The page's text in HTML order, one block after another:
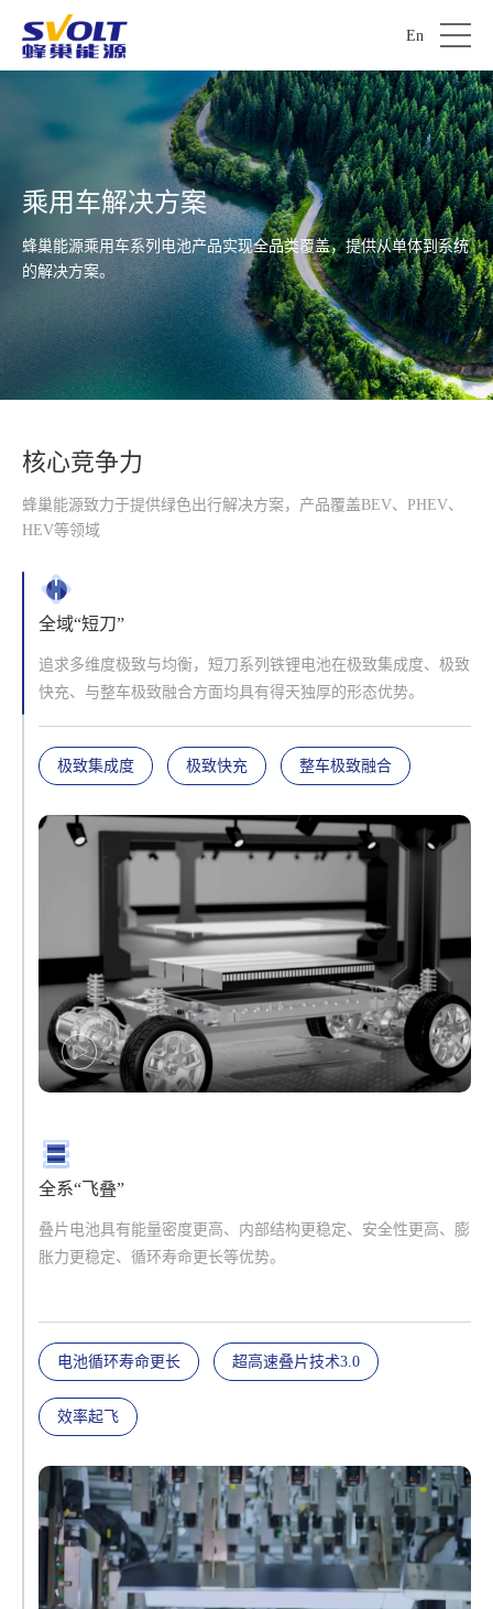
En
乘用车解决方案
蜂巢能源乘用车系列电池产品实现全品类覆盖，提供从单体到系统
的解决方案。
核心竞争力
蜂巢能源致力于提供绿色出行解决方案，产品覆盖BEV、PHEV、
HEV等领域
全域“短刀”
追求多维度极致与均衡，短刀系列铁锂电池在极致集成度、极致
快充、与整车极致融合方面均具有得天独厚的形态优势。
极致集成度 极致快充 整车极致融合
全系“飞叠”
叠片电池具有能量密度更高、内部结构更稳定、安全性更高、膨
胀力更稳定、循环寿命更长等优势。
电池循环寿命更长 超高速叠片技术3.0
效率起飞